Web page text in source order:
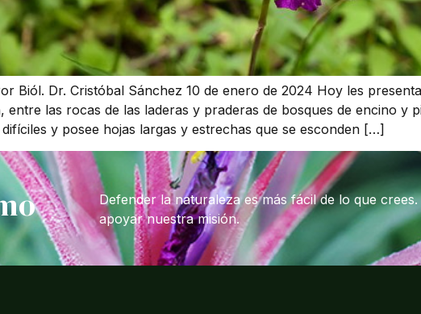
Biól. Dr. Cristóbal Sánchez 10 de enero de 2024 Hoy les
entre las rocas de las laderas y praderas de bosques de encino y
y posee hojas largas y estrechas que se esconden […]
Defender la naturaleza es más fácil de lo que
apoyar nuestra misión.